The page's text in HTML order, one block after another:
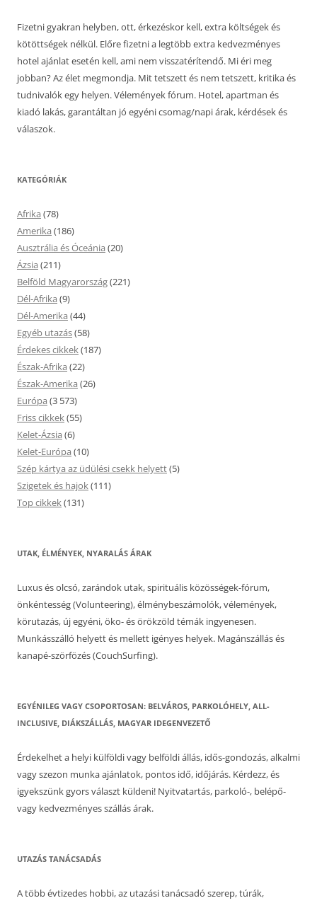
Fizetni gyakran helyben, ott, érkezéskor kell, extra költségek és
kötöttségek nélkül. Előre fizetni a legtöbb extra kedvezményes
hotel ajánlat esetén kell, ami nem visszatérítendő. Mi éri meg
jobban? Az élet megmondja. Mit tetszett és nem tetszett, kritika és
tudnivalók egy helyen. Vélemények fórum. Hotel, apartman és
kiadó lakás, garantáltan jó egyéni csomag/napi árak, kérdések és
válaszok.
KATEGÓRIÁK
Afrika (78)
Amerika (186)
Ausztrália és Óceánia (20)
Ázsia (211)
Belföld Magyarország(221)
Dél-Afrika (9)
Dél-Amerika (44)
Egyéb utazás(58)
Érdekes cikkek(187)
Észak-Afrika (22)
Észak-Amerika (26)
Európa (3 573)
Friss cikkek(55)
Kelet-Ázsia (6)
Kelet-Európa (10)
Szép kártya az üdülési csekk helyett(5)
Szigetek és hajok(111)
Top cikkek(131)
UTAK, ÉLMÉNYEK, NYARALÁS ÁRAK
Luxus és olcsó, zarándok utak, spirituális közösségek-fórum,
önkéntesség (Volunteering), élménybeszámolók, vélemények,
körutazás, új egyéni, öko- és örökzöld témák ingyenesen.
Munkásszálló helyett és mellett igényes helyek. Magánszállás és
kanapé-szörfözés (CouchSurfing).
EGYÉNILEG VAGY CSOPORTOSAN: BELVÁROS, PARKOLÓHELY, ALL-
INCLUSIVE, DIÁKSZÁLLÁS, MAGYAR IDEGENVEZETŐ
Érdekelhet a helyi külföldi vagy belföldi állás, idős-gondozás, alkalmi
vagy szezon munka ajánlatok, pontos idő, időjárás. Kérdezz, és
igyekszünk gyors választ küldeni! Nyitvatartás, parkoló-, belépő-
vagy kedvezményes szállás árak.
UTAZÁS TANÁCSADÁS
A több évtizedes hobbi, az utazási tanácsadó szerep, túrák,